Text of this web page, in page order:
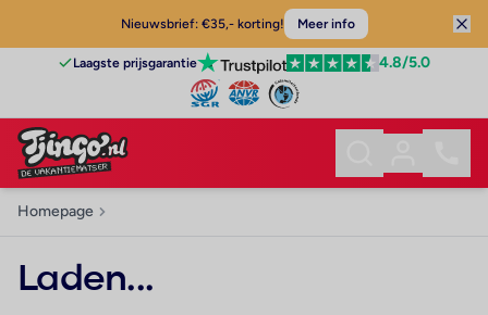
Nieuwsbrief: €35,- korting! Meer info
Laagste prijsgarantie 4.8/5.0
Homepage
Laden...